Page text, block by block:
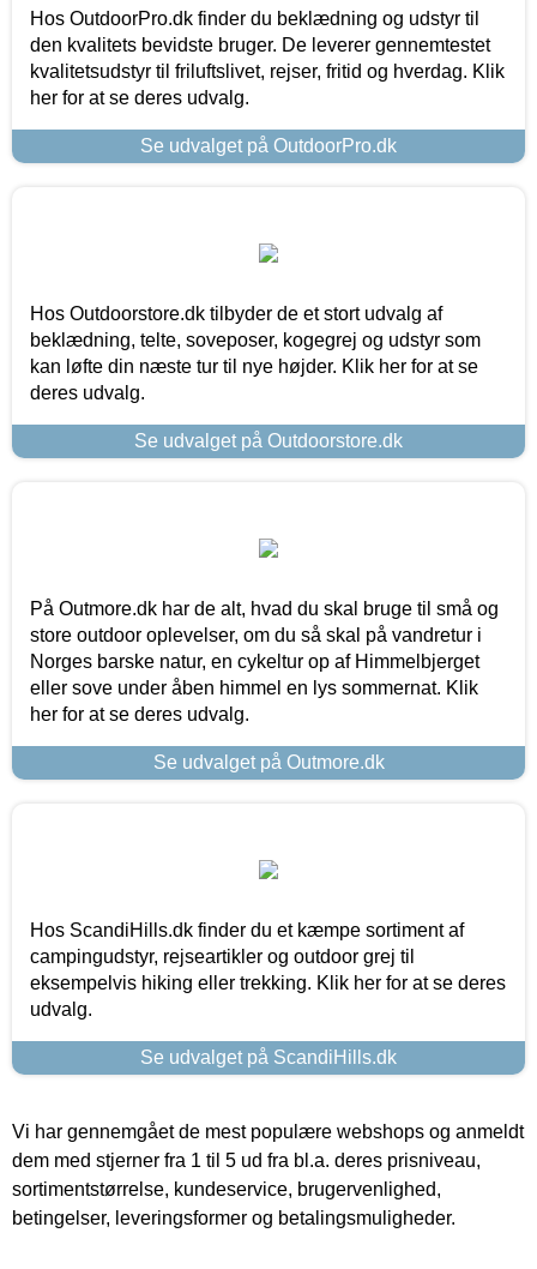
Hos OutdoorPro.dk finder du beklædning og udstyr til
den kvalitets bevidste bruger. De leverer gennemtestet
kvalitetsudstyr til friluftslivet, rejser, fritid og hverdag. Klik
her for at se deres udvalg.
Se udvalget på OutdoorPro.dk
Hos Outdoorstore.dk tilbyder de et stort udvalg af
beklædning, telte, soveposer, kogegrej og udstyr som
kan løfte din næste tur til nye højder. Klik her for at se
deres udvalg.
Se udvalget på Outdoorstore.dk
På Outmore.dk har de alt, hvad du skal bruge til små og
store outdoor oplevelser, om du så skal på vandretur i
Norges barske natur, en cykeltur op af Himmelbjerget
eller sove under åben himmel en lys sommernat. Klik
her for at se deres udvalg.
Se udvalget på Outmore.dk
Hos ScandiHills.dk finder du et kæmpe sortiment af
campingudstyr, rejseartikler og outdoor grej til
eksempelvis hiking eller trekking. Klik her for at se deres
udvalg.
Se udvalget på ScandiHills.dk
Vi har gennemgået de mest populære webshops og anmeldt
dem med stjerner fra 1 til 5 ud fra bl.a. deres prisniveau,
sortimentstørrelse, kundeservice, brugervenlighed,
betingelser, leveringsformer og betalingsmuligheder.